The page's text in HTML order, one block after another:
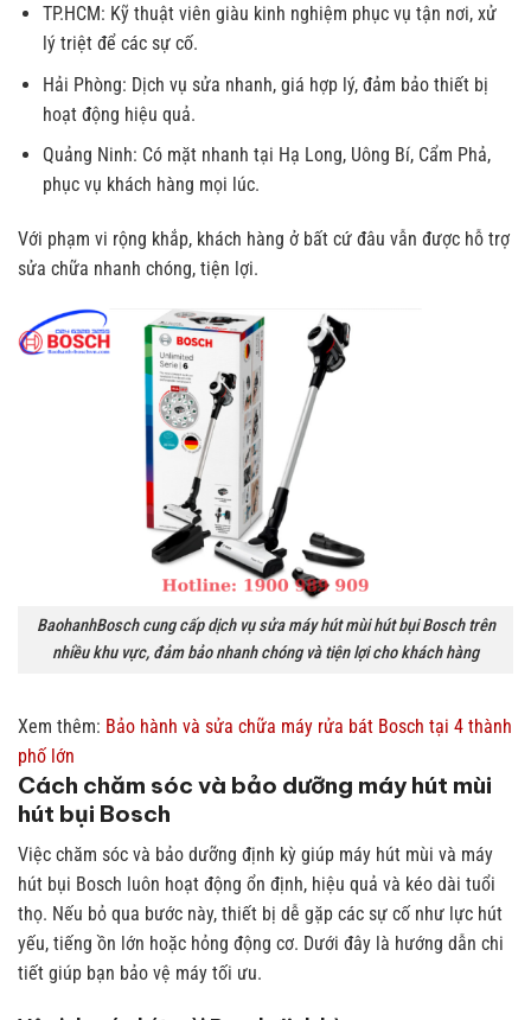
TP.HCM: Kỹ thuật viên giàu kinh nghiệm phục vụ tận nơi, xử
lý triệt để các sự cố.
Hải Phòng: Dịch vụ sửa nhanh, giá hợp lý, đảm bảo thiết bị
hoạt động hiệu quả.
Quảng Ninh: Có mặt nhanh tại Hạ Long, Uông Bí, Cẩm Phả,
phục vụ khách hàng mọi lúc.
Với phạm vi rộng khắp, khách hàng ở bất cứ đâu vẫn được hỗ trợ
sửa chữa nhanh chóng, tiện lợi.
BaohanhBosch cung cấp dịch vụ sửa máy hút mùi hút bụi Bosch trên
nhiều khu vực, đảm bảo nhanh chóng và tiện lợi cho khách hàng
Xem thêm: Bảo hành và sửa chữa máy rửa bát Bosch tại 4 thành
phố lớn
Cách chăm sóc và bảo dưỡng máy hút mùi
hút bụi Bosch
Việc chăm sóc và bảo dưỡng định kỳ giúp máy hút mùi và máy
hút bụi Bosch luôn hoạt động ổn định, hiệu quả và kéo dài tuổi
thọ. Nếu bỏ qua bước này, thiết bị dễ gặp các sự cố như lực hút
yếu, tiếng ồn lớn hoặc hỏng động cơ. Dưới đây là hướng dẫn chi
tiết giúp bạn bảo vệ máy tối ưu.